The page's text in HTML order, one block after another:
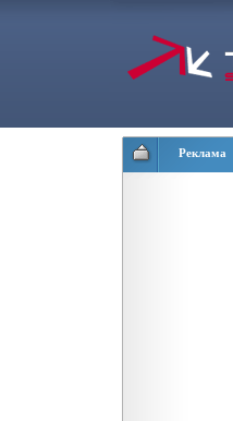
Реклама